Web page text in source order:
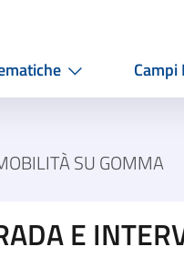
Campi
SU GOMMA
E